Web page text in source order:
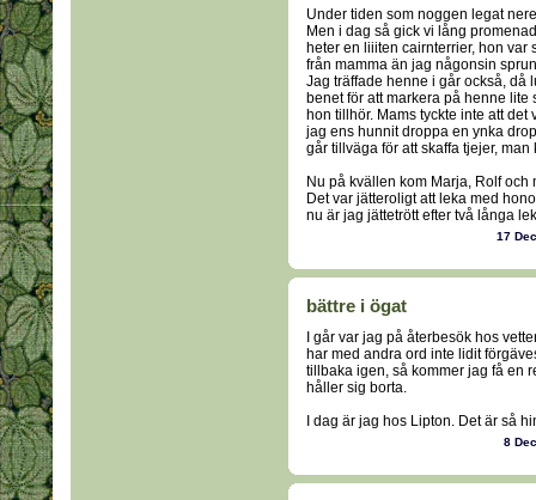
Under tiden som noggen legat
Men i dag så gick vi lång
heter en liiiten cairnterrier, hon
från mamma än jag någonsin
Jag träffade henne i går också, då
benet för att markera på henne
hon tillhör. Mams tyckte inte att
jag ens hunnit droppa en ynka
går tillväga för att skaffa tjejer,
Nu på kvällen kom Marja, Rolf
Det var jätteroligt att leka med
nu är jag jättetrött efter två långa
17
bättre i ögat
I går var jag på återbesök hos
har med andra ord inte lidit
tillbaka igen, så kommer jag få en
håller sig borta.
I dag är jag hos Lipton. Det är så
8